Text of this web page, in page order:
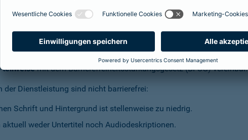
teilweisemit dem Barrierefreiheitsstärkungsgesetz (BFSG) vereinbar.
Dienstleistung sind nicht barrierefrei:
Schrift und Hintergrund ist stellenweise zu niedrig.
weder Untertitel noch Audiodeskriptionen.